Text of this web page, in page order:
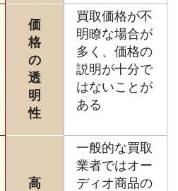
価
格
の
透
明
性
買取価格が不
明瞭な場合が
多く、価格の
説明が十分で
はないことが
ある
高
一般的な買取
業者ではオー
ディオ商品の